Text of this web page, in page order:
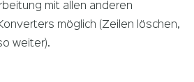
mit allen anderen
möglich (Zeilen löschen,
weiter).